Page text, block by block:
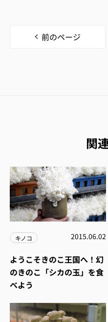
前のページ
関
キノコ 2015.06.02
ようこそきのこ王国へ！幻
のきのこ「シカの玉」を食
べよう